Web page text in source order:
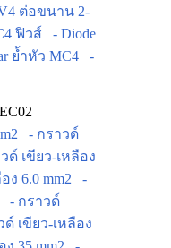
ต่อขนาน 2-
ฟิวส์
- Diode
ย้ำหัว MC4
-
- กราวด์
ด์ เขียว-เหลือง
ง 6.0 mm2
-
- กราวด์
ด์ เขียว-เหลือง